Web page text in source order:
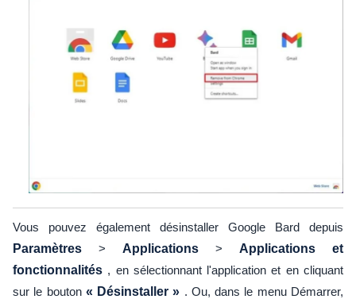
Vous pouvez également désinstaller Google Bard depuis
Paramètres > Applications > Applications et
fonctionnalités , en sélectionnant l'application et en cliquant
sur le bouton « Désinstaller » . Ou, dans le menu Démarrer,